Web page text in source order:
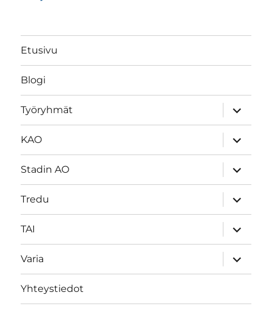
Etusivu
Blogi
Työryhmät
näytä
KAO
näytä
Stadin AO
näytä
Tredu
näytä
TAI
näytä
Varia
näytä
Yhteystiedot